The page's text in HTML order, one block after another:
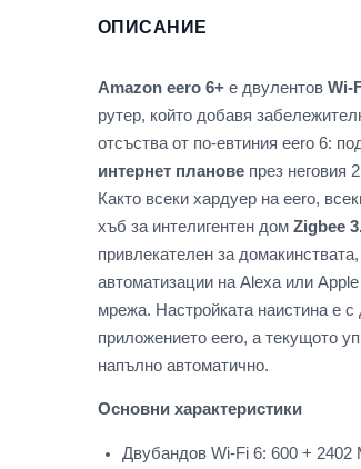
ОПИСАНИЕ
Amazon eero 6+е двулентов Wi-
рутер, който добавя
отсъства от по-евтиния eero 6:
интернет плановепрез неговия
Както всеки хардуер на eero,
хъб за интелигентен дом Zigbee
привлекателен за
автоматизации на Alexa или
мрежа. Настройката наистина е с
приложението eero, а текущото
напълно автоматично.
Основни характеристики
Двубандов Wi-Fi 6: 600 + 2402